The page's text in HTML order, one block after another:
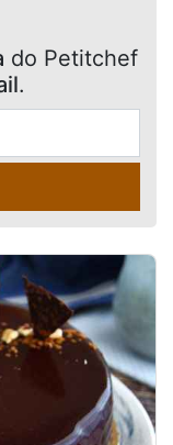
do Petitchef
.